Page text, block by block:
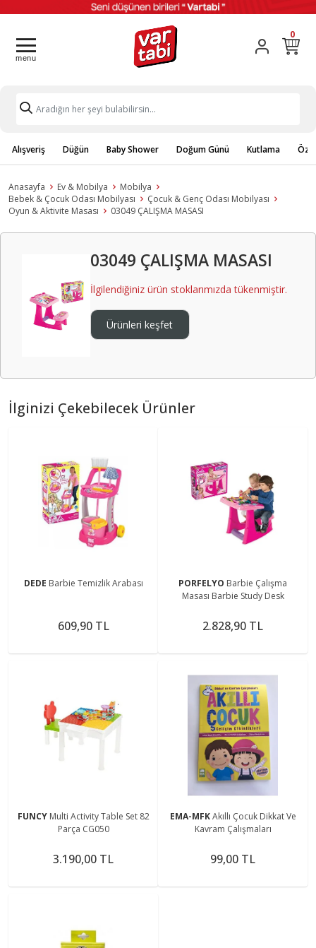
0
Alışveriş Düğün Baby Shower Doğum Günü Kutlama
Anasayfa Ev & Mobilya
Mobilya
Bebek & Çocuk Odası Mobilyası
Çocuk & Genç Odası Mobilyası
Oyun & Aktivite Masası
03049 ÇALIŞMA MASASI
03049 ÇALIŞMA MASASI
İlgilendiğiniz ürün stoklarımızda tükenmiştir.
Ürünleri keşfet
İlginizi Çekebilecek Ürünler
DEDE Barbie Temizlik Arabası
609,90 TL
PORFELYO Barbie Çalışma
Masası Barbie Study Desk
2.828,90 TL
FUNCY Multi Activity Table Set 82
Parça CG050
3.190,00 TL
EMA-MFKAkıllı Çocuk Dikkat Ve
Kavram Çalışmaları
99,00 TL